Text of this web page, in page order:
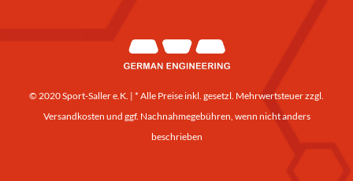
© 2020 Sport-Saller e.K. | * Alle Preise inkl. gesetzl. Mehrwertsteuer zzgl.
Versandkosten und ggf. Nachnahmegebühren, wenn nicht anders
beschrieben